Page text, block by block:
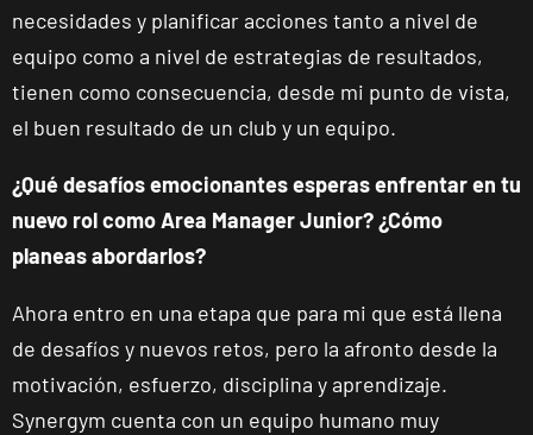
necesidades y planificar acciones tanto a nivel de
equipo como a nivel de estrategias de resultados,
tienen como consecuencia, desde mi punto de vista,
el buen resultado de un club y un equipo.
¿Qué desafíos emocionantes esperas enfrentar en tu
nuevo rol como Area Manager Junior? ¿Cómo
planeas abordarlos?
Ahora entro en una etapa que para mi que está llena
de desafíos y nuevos retos, pero la afronto desde la
motivación, esfuerzo, disciplina y aprendizaje.
Synergym cuenta con un equipo humano muy